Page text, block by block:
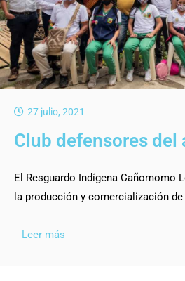
27 julio, 2021
Club defensores del
El Resguardo Indígena Cañomomo
la producción y comercialización de
Leer más